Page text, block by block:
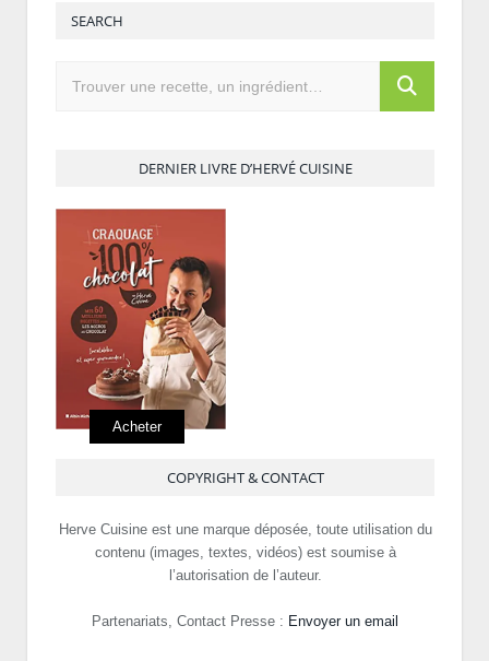
SEARCH
DERNIER LIVRE D’HERVÉ CUISINE
Acheter
COPYRIGHT & CONTACT
Herve Cuisine est une marque déposée, toute utilisation du
contenu (images, textes, vidéos) est soumise à
l’autorisation de l’auteur.
Partenariats, Contact Presse : Envoyer un email